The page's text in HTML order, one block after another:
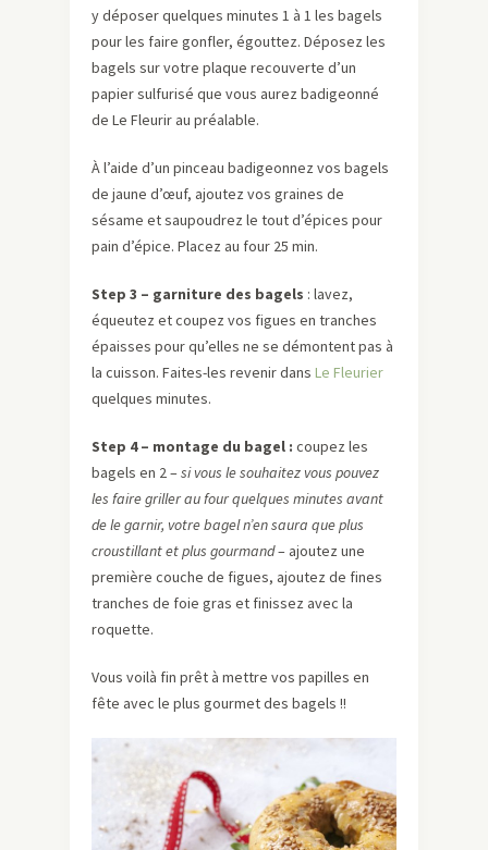
y déposer quelques minutes 1 à 1 les bagels
pour les faire gonfler, égouttez. Déposez les
bagels sur votre plaque recouverte d’un
papier sulfurisé que vous aurez badigeonné
de Le Fleurir au préalable.
À l’aide d’un pinceau badigeonnez vos bagels
de jaune d’œuf, ajoutez vos graines de
sésame et saupoudrez le tout d’épices pour
pain d’épice. Placez au four 25 min.
Step 3 – garniture des bagels : lavez,
équeutez et coupez vos figues en tranches
épaisses pour qu’elles ne se démontent pas à
la cuisson. Faites-les revenir dans Le Fleurier
quelques minutes.
Step 4 – montage du bagel : coupez les
bagels en 2 –si vous le souhaitez vous pouvez
les faire griller au four quelques minutes avant
de le garnir, votre bagel n’en saura que plus
croustillant et plus gourmand– ajoutez une
première couche de figues, ajoutez de fines
tranches de foie gras et finissez avec la
roquette.
Vous voilà fin prêt à mettre vos papilles en
fête avec le plus gourmet des bagels !!